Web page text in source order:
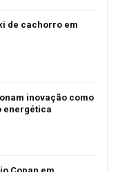
de cachorro em
inovação como
energética